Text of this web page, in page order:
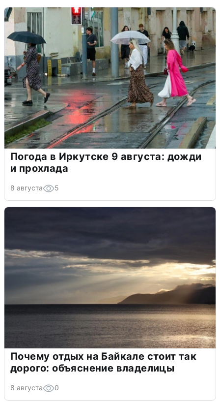
Погода в Иркутске 9 августа: дожди
и прохлада
8 августа 5
Почему отдых на Байкале стоит так
дорого: объяснение владелицы
8 августа 0